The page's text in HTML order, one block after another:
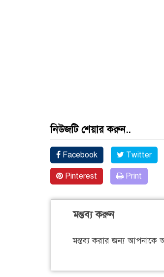
নিউজটি শেয়ার করুন..
Facebook Twitter
Pinterest Print
মন্তব্য করুন
মন্তব্য করার জন্য আপনাকে